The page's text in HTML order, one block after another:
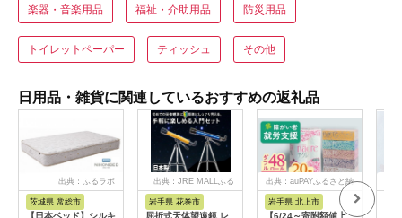
楽器・音楽用品 福祉・介助用品 防災用品
トイレットペーパー ティッシュ その他
日用品・雑貨に関連しているおすすめの返礼品
出典：ふるラボ
茨城県 常総市
【日本ベッド】シルキ
出典：JRE MALLふる
さと納税
岩手県 花巻市
屈折式天体望遠鏡 レ
出典：auPAYふるさと納
岩手県 北上市
【6/24～寄附額値上